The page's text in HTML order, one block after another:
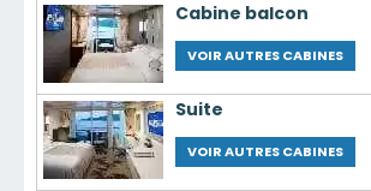
Cabine balcon
VOIR AUTRES CABINES
Suite
VOIR AUTRES CABINES